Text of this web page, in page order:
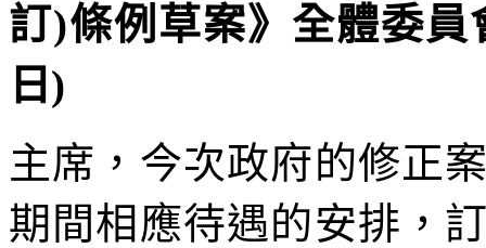
訂)條例草案》全體委員
日)
主席，今次政府的修正
期間相應待遇的安排，